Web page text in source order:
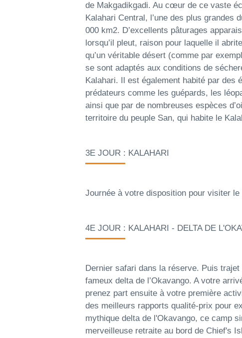
de Makgadikgadi. Au cœur de ce vaste
Kalahari Central, l’une des plus grandes
000 km2. D’excellents pâturages
lorsqu’il pleut, raison pour laquelle il
qu’un véritable désert (comme par
se sont adaptés aux conditions de
Kalahari. Il est également habité par des
prédateurs comme les guépards, les
ainsi que par de nombreuses espèces
territoire du peuple San, qui habite le
3E JOUR : KALAHARI
Journée à votre disposition pour visiter le
4E JOUR : KALAHARI - DELTA DE
Dernier safari dans la réserve. Puis
fameux delta de l’Okavango. A votre
prenez part ensuite à votre première
des meilleurs rapports qualité-prix pour
mythique delta de l'Okavango, ce camp
merveilleuse retraite au bord de Chief's